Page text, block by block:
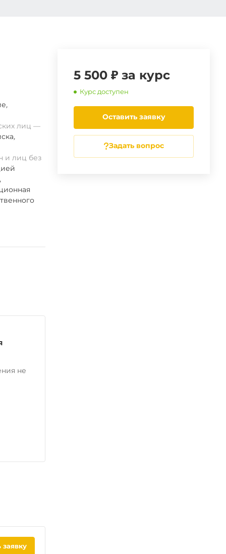
5 500 ₽ за курс
Курс доступен
Оставить заявку
Задать вопрос
,
лиц
,
и лиц без
не
заявку